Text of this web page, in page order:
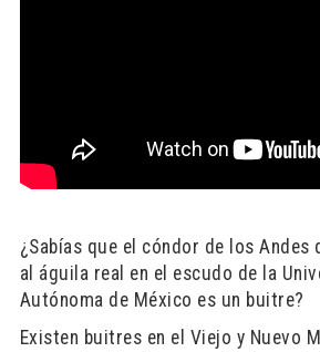
¿Sabías que el cóndor de los Andes
al águila real en el escudo de la
Autónoma de México es un buitre?
Existen buitres en el Viejo y Nuevo